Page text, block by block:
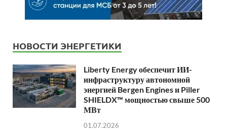
НОВОСТИ ЭНЕРГЕТИКИ
Liberty Energy обеспечит ИИ-
инфраструктуру автономной
энергией Bergen Engines и Piller
SHIELDX™ мощностью свыше 500
МВт
01.07.2026